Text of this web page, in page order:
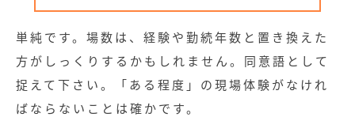
単純です。場数は、経験や勤続年数と置き換えた
方がしっくりするかもしれません。同意語として
捉えて下さい。「ある程度」の現場体験がなけれ
ばならないことは確かです。